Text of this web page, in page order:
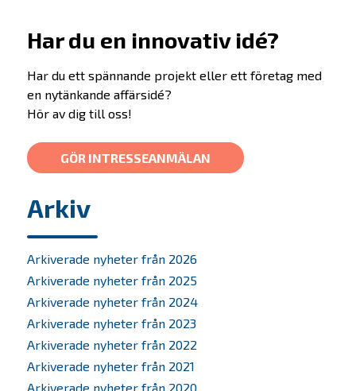
Prepare
Startup
Startup Life Science
Scaleup
Har du en innovativ idé?
Har du ett spännande projekt eller ett företag med
en nytänkande affärsidé?
Hör av dig till oss!
GÖR INTRESSEANMÄLAN
Arkiv
Arkiverade nyheter från 2026
Arkiverade nyheter från 2025
Arkiverade nyheter från 2024
Arkiverade nyheter från 2023
Arkiverade nyheter från 2022
Arkiverade nyheter från 2021
Arkiverade nyheter från 2020